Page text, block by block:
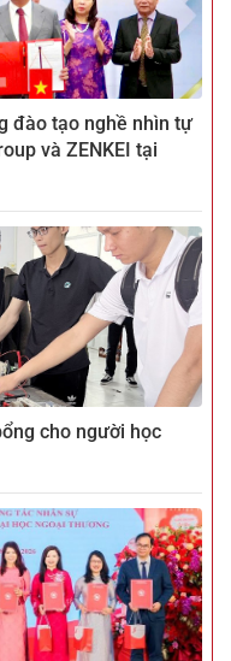
đào tạo nghề nhìn tự
và ZENKEI tại
cho người học